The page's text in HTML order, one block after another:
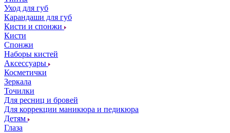
Уход для губ
Карандаши для губ
Кисти и спонжи
Кисти
Спонжи
Наборы кистей
Аксессуары
Косметички
Зеркала
Точилки
Для ресниц и бровей
Для коррекции маникюра и педикюра
Детям
Глаза